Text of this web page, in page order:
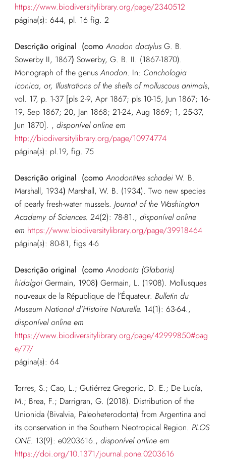
https://www.biodiversitylibrary.org/page/2340512
página(s): 644, pl. 16 fig. 2
Descrição original (como Anodon dactylusG. B.
Sowerby II, 1867) Sowerby, G. B. II. (1867-1870).
Monograph of the genus Anodon. In: Conchologia
iconica, or, Illustrations of the shells of molluscous animals,
vol. 17, p. 1-37 [pls 2-9, Apr 1867; pls 10-15, Jun 1867; 16-
19, Sep 1867; 20, Jan 1868; 21-24, Aug 1869; 1, 25-37,
Jun 1870]. , disponível online em
http://biodiversitylibrary.org/page/10974774
página(s): pl.19, fig. 75
Descrição original (como Anodontites schadeiW. B.
Marshall, 1934) Marshall, W. B. (1934). Two new species
of pearly fresh-water mussels. Journal of the Washington
Academy of Sciences. 24(2): 78-81., disponível online
em https://www.biodiversitylibrary.org/page/39918464
página(s): 80-81, figs 4-6
Descrição original (como Anodonta (Glabaris)
hidalgoiGermain, 1908) Germain, L. (1908). Mollusques
nouveaux de la République de l’Équateur. Bulletin du
Museum National d’Histoire Naturelle. 14(1): 63-64.,
disponível online em
https://www.biodiversitylibrary.org/page/42999850#pag
e/77/
página(s): 64
Torres, S.; Cao, L.; Gutiérrez Gregoric, D. E.; De Lucía,
M.; Brea, F.; Darrigran, G. (2018). Distribution of the
Unionida (Bivalvia, Paleoheterodonta) from Argentina and
its conservation in the Southern Neotropical Region. PLOS
ONE. 13(9): e0203616., disponível online em
https://doi.org/10.1371/journal.pone.0203616